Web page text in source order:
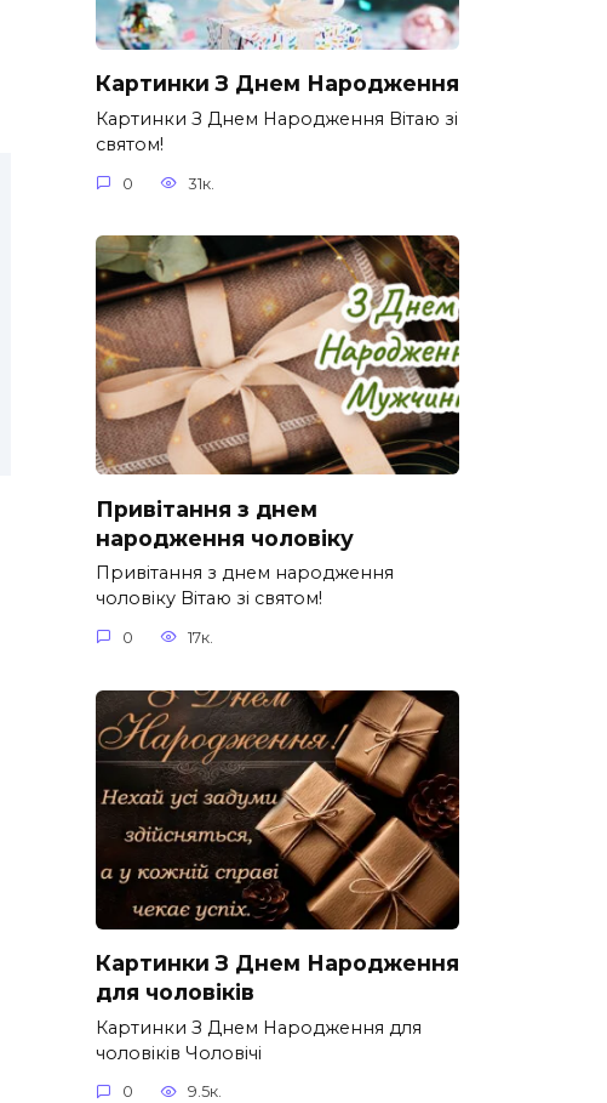
Картинки З Днем Народження
Картинки З Днем Народження Вітаю зі
святом!
0 31к.
Привітання з днем
народження чоловіку
Привітання з днем народження
чоловіку Вітаю зі святом!
0 17к.
Картинки З Днем Народження
для чоловіків​
Картинки З Днем Народження для
чоловіків​ Чоловічі
0 9.5к.